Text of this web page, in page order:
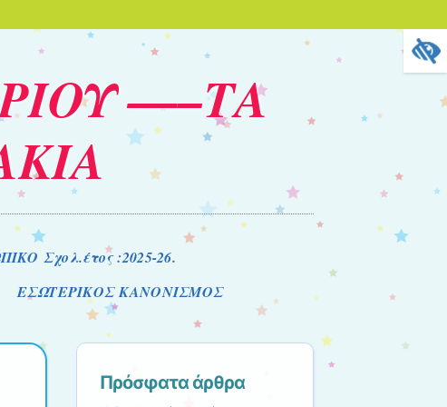
—–ΤΑ
Σχολ.έτος :2025-26.
ΕΣΩΤΕΡΙΚΟΣ ΚΑΝΟΝΙΣΜΟΣ
Πρόσφατα άρθρα